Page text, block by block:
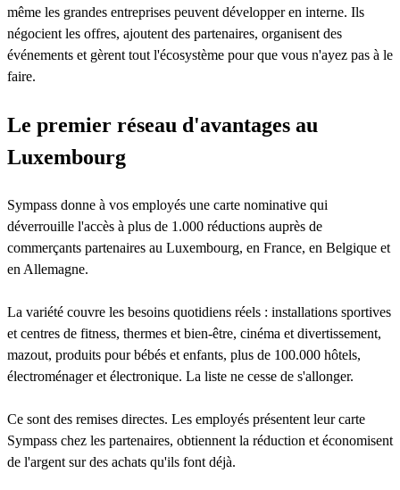
même les grandes entreprises peuvent développer en interne. Ils
négocient les offres, ajoutent des partenaires, organisent des
événements et gèrent tout l'écosystème pour que vous n'ayez pas à le
faire.
Le premier réseau d'avantages au
Luxembourg
Sympass donne à vos employés une carte nominative qui
déverrouille l'accès à plus de 1.000 réductions auprès de
commerçants partenaires au Luxembourg, en France, en Belgique et
en Allemagne.
La variété couvre les besoins quotidiens réels : installations sportives
et centres de fitness, thermes et bien-être, cinéma et divertissement,
mazout, produits pour bébés et enfants, plus de 100.000 hôtels,
électroménager et électronique. La liste ne cesse de s'allonger.
Ce sont des remises directes. Les employés présentent leur carte
Sympass chez les partenaires, obtiennent la réduction et économisent
de l'argent sur des achats qu'ils font déjà.